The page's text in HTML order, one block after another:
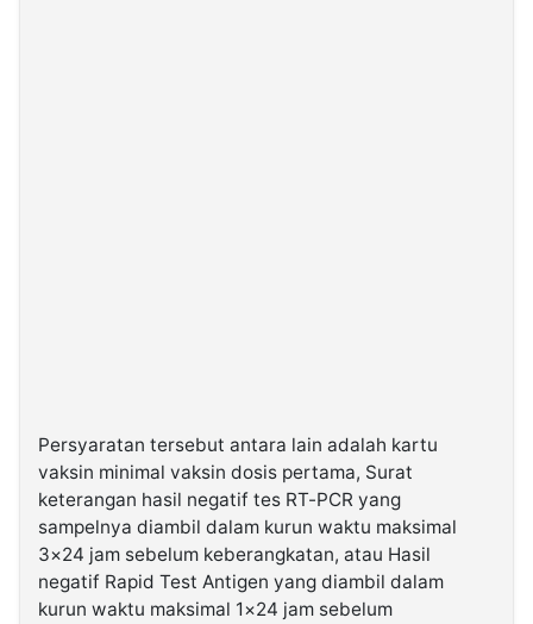
Persyaratan tersebut antara lain adalah kartu
vaksin minimal vaksin dosis pertama, Surat
keterangan hasil negatif tes RT-PCR yang
sampelnya diambil dalam kurun waktu maksimal
3×24 jam sebelum keberangkatan, atau Hasil
negatif Rapid Test Antigen yang diambil dalam
kurun waktu maksimal 1×24 jam sebelum